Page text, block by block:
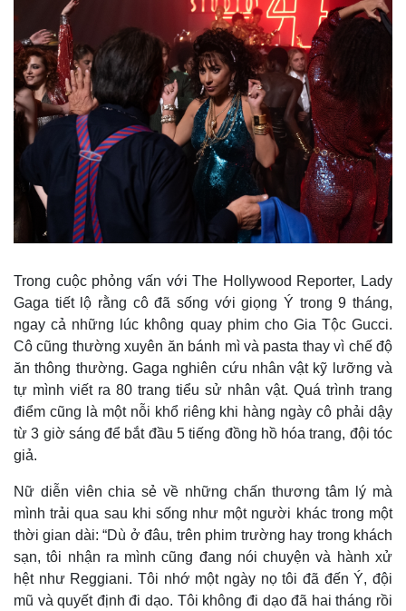
Kinh tế
Bất động sản
Khởi nghiệp
Thị trường
Giá vàng
Tiêu dùng
Tỷ giá
Chứng khoán
Giá cà phê
Trong cuộc phỏng vấn với The Hollywood Reporter, Lady
Gaga tiết lộ rằng cô đã sống với giọng Ý trong 9 tháng,
ngay cả những lúc không quay phim cho Gia Tộc Gucci.
Cô cũng thường xuyên ăn bánh mì và pasta thay vì chế độ
ăn thông thường. Gaga nghiên cứu nhân vật kỹ lưỡng và
tự mình viết ra 80 trang tiểu sử nhân vật. Quá trình trang
điểm cũng là một nỗi khổ riêng khi hàng ngày cô phải dậy
từ 3 giờ sáng để bắt đầu 5 tiếng đồng hồ hóa trang, đội tóc
giả.
Nữ diễn viên chia sẻ về những chấn thương tâm lý mà
mình trải qua sau khi sống như một người khác trong một
thời gian dài: “Dù ở đâu, trên phim trường hay trong khách
sạn, tôi nhận ra mình cũng đang nói chuyện và hành xử
hệt như Reggiani. Tôi nhớ một ngày nọ tôi đã đến Ý, đội
mũ và quyết định đi dạo. Tôi không đi dạo đã hai tháng rồi